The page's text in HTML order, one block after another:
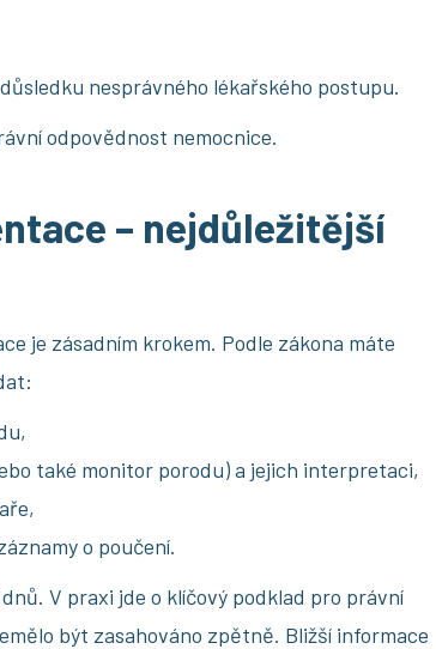
nesprávného lékařského postupu.
odpovědnost nemocnice.
– nejdůležitější
je zásadním krokem. Podle zákona máte
také monitor porodu) a jejich interpretaci,
o poučení.
V praxi jde o klíčový podklad pro právní
být zasahováno zpětně. Bližší informace